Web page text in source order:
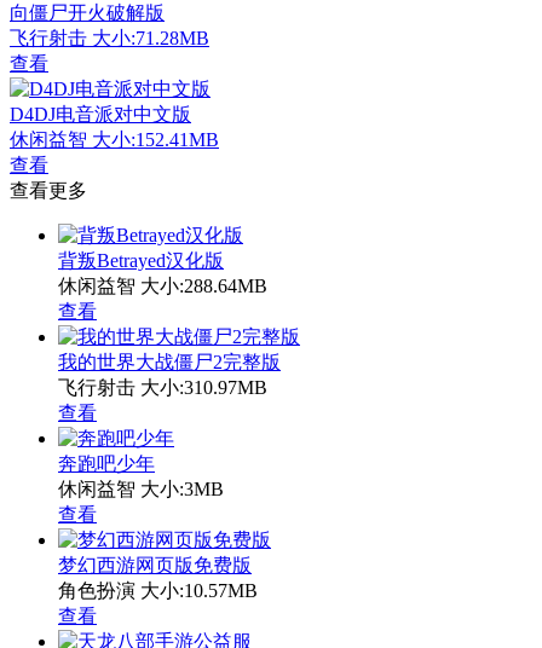
向僵尸开火破解版
飞行射击 大小:71.28MB
查看
D4DJ电音派对中文版
休闲益智 大小:152.41MB
查看
查看更多
背叛Betrayed汉化版
休闲益智 大小:288.64MB
查看
我的世界大战僵尸2完整版
飞行射击 大小:310.97MB
查看
奔跑吧少年
休闲益智 大小:3MB
查看
梦幻西游网页版免费版
角色扮演 大小:10.57MB
查看